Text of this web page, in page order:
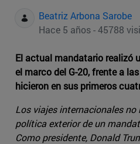
Beatriz Arbona Sarobe
Hace 5 años - 45788
El actual mandatario realizó
el marco del G-20, frente a
hicieron en sus primeros
Los viajes internacionales
política exterior de un
Como presidente, Donald